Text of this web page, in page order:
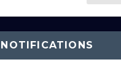
NOTIFICATIONS